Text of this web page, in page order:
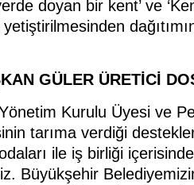
doyan bir kent’ ve
GÜLER ÜRETİCİ
Kurulu Üyesi ve
tarıma verdiği
ile iş birliği
Büyükşehir